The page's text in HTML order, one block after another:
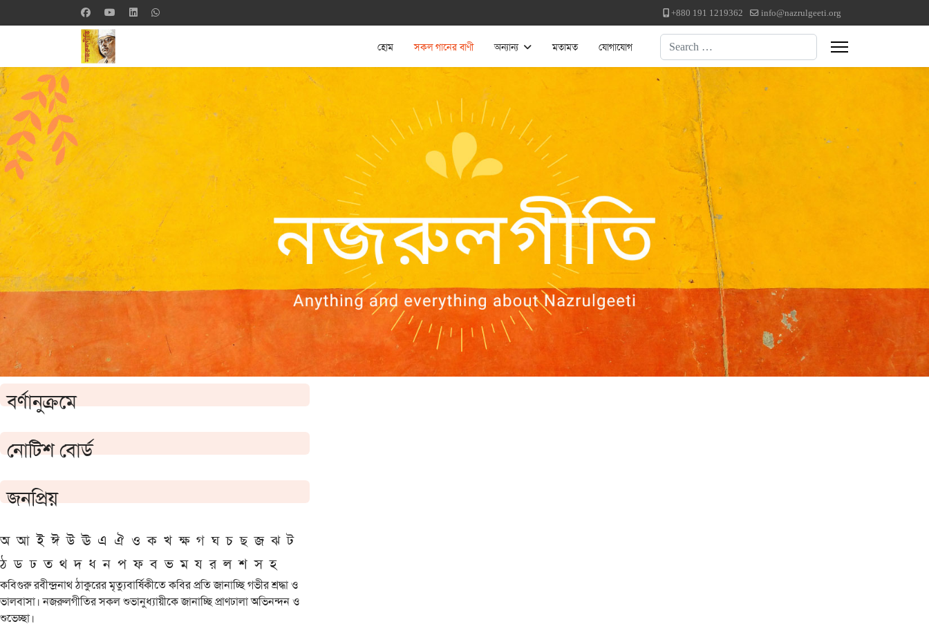
+880 191 1219362 info@nazrulgeeti.org
হোম সকল গানের বাণী অন্যান্য মতামত যোগাযোগ Search
বর্ণানুক্রমে
নোটিশ বোর্ড
জনপ্রিয়
অ আ ই ঈ উ ঊ এ ঐ ও ক খ ক্ষ গ ঘ চ ছ জ ঝ ট
ঠ ড ঢ ত থ দ ধ ন প ফ ব ভ ম য র ল শ স হ
কবিগুরু রবীন্দ্রনাথ ঠাকুরের মৃত্যুবার্ষিকীতে কবির প্রতি জানাচ্ছি গভীর শ্রদ্ধা ও
ভালবাসা। নজরুলগীতির সকল শুভানুধ্যায়ীকে জানাচ্ছি প্রাণঢালা অভিনন্দন ও
শুভেচ্ছা।